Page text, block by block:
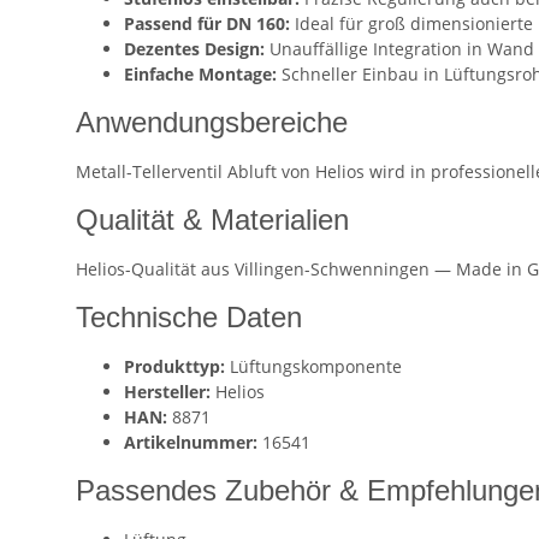
Passend für DN 160: Ideal für groß
Dezentes Design: Unauffällige Integration in Wand
Einfache Montage: Schneller Einbau in
Anwendungsbereiche
Metall-Tellerventil Abluft von Helios wird in
Qualität & Materialien
Helios-Qualität aus Villingen-Schwenningen — Made in
Technische Daten
Produkttyp: Lüftungskomponente
Hersteller: Helios
HAN: 8871
Artikelnummer: 16541
Passendes Zubehör &